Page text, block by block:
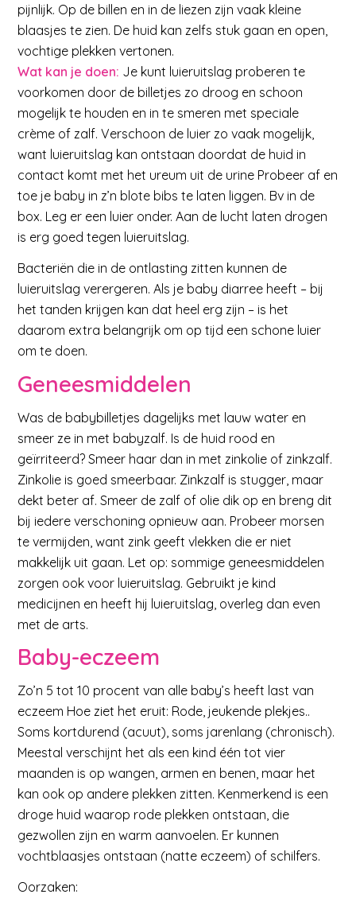
pijnlijk. Op de billen en in de liezen zijn vaak kleine
blaasjes te zien. De huid kan zelfs stuk gaan en open,
vochtige plekken vertonen.
Wat kan je doen: Je kunt luieruitslag proberen te
voorkomen door de billetjes zo droog en schoon
mogelijk te houden en in te smeren met speciale
crème of zalf. Verschoon de luier zo vaak mogelijk,
want luieruitslag kan ontstaan doordat de huid in
contact komt met het ureum uit de urine Probeer af en
toe je baby in z’n blote bibs te laten liggen. Bv in de
box. Leg er een luier onder. Aan de lucht laten drogen
is erg goed tegen luieruitslag.
Bacteriën die in de ontlasting zitten kunnen de
luieruitslag verergeren. Als je baby diarree heeft – bij
het tanden krijgen kan dat heel erg zijn – is het
daarom extra belangrijk om op tijd een schone luier
om te doen.
Geneesmiddelen
Was de babybilletjes dagelijks met lauw water en
smeer ze in met babyzalf. Is de huid rood en
geïrriteerd? Smeer haar dan in met zinkolie of zinkzalf.
Zinkolie is goed smeerbaar. Zinkzalf is stugger, maar
dekt beter af. Smeer de zalf of olie dik op en breng dit
bij iedere verschoning opnieuw aan. Probeer morsen
te vermijden, want zink geeft vlekken die er niet
makkelijk uit gaan. Let op: sommige geneesmiddelen
zorgen ook voor luieruitslag. Gebruikt je kind
medicijnen en heeft hij luieruitslag, overleg dan even
met de arts.
Baby-eczeem
Zo’n 5 tot 10 procent van alle baby’s heeft last van
eczeem Hoe ziet het eruit: Rode, jeukende plekjes..
Soms kortdurend (acuut), soms jarenlang (chronisch).
Meestal verschijnt het als een kind één tot vier
maanden is op wangen, armen en benen, maar het
kan ook op andere plekken zitten. Kenmerkend is een
droge huid waarop rode plekken ontstaan, die
gezwollen zijn en warm aanvoelen. Er kunnen
vochtblaasjes ontstaan (natte eczeem) of schilfers.
Oorzaken: